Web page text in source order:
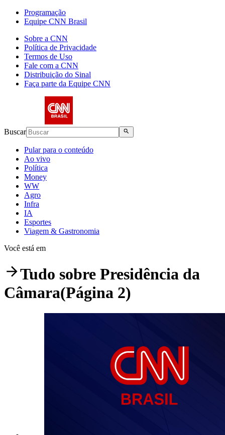
Programação
Equipe CNN Brasil
Sobre a CNN
Política de Privacidade
Termos de Uso
Fale com a CNN
Distribuição do Sinal
Faça parte da Equipe CNN
Buscar
Pular para o conteúdo
Ao vivo
Política
Money
WW
Agro
Infra
IA
Esportes
Viagem & Gastronomia
Você está em
Tudo sobre Presidência da
Câmara(Página 2)